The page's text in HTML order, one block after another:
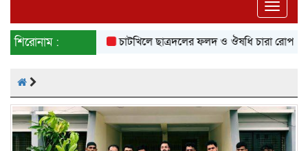
Toggle
শিরোনাম :
চাটখিলে ছাত্রদলের ফলদ ও ঔষধি চারা রোপণ